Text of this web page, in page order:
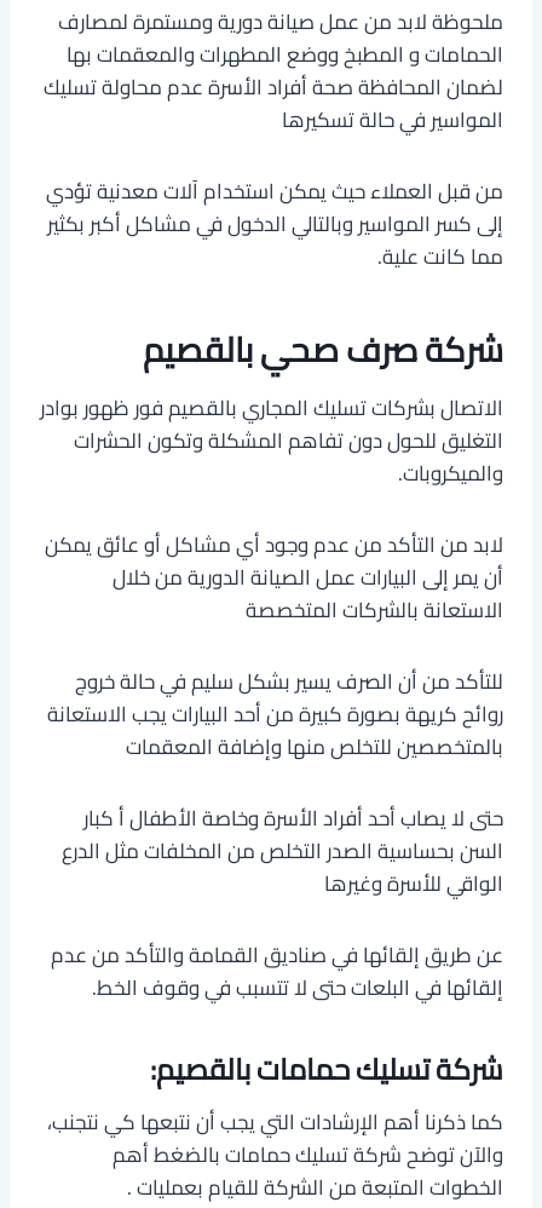
ملحوظة لابد من عمل صيانة دورية ومستمرة لمصارف
الحمامات و المطبخ ووضع المطهرات والمعقمات بها
لضمان المحافظة صحة أفراد الأسرة عدم محاولة تسليك
المواسير في حالة تسكيرها
من قبل العملاء حيث يمكن استخدام آلات معدنية تؤدي
إلى كسر المواسير وبالتالي الدخول في مشاكل أكبر بكثير
مما كانت علية.
شركة صرف صحي بالقصيم
الاتصال بشركات تسليك المجاري بالقصيم فور ظهور بوادر
التغليق للحول دون تفاهم المشكلة وتكون الحشرات
والميكروبات.
لابد من التأكد من عدم وجود أي مشاكل أو عائق يمكن
أن يمر إلى البيارات عمل الصيانة الدورية من خلال
الاستعانة بالشركات المتخصصة
للتأكد من أن الصرف يسير بشكل سليم في حالة خروج
روائح كريهة بصورة كبيرة من أحد البيارات يجب الاستعانة
بالمتخصصين للتخلص منها وإضافة المعقمات
حتى لا يصاب أحد أفراد الأسرة وخاصة الأطفال أ كبار
السن بحساسية الصدر التخلص من المخلفات مثل الدرع
الواقي للأسرة وغيرها
عن طريق إلقائها في صناديق القمامة والتأكد من عدم
إلقائها في البلعات حتى لا تتسبب في وقوف الخط.
شركة تسليك حمامات بالقصيم:
كما ذكرنا أهم الإرشادات التي يجب أن نتبعها كي نتجنب،
والآن توضح شركة تسليك حمامات بالضغط أهم
الخطوات المتبعة من الشركة للقيام بعمليات .